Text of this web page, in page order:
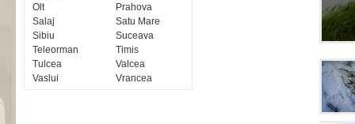
Olt
Prahova
Salaj
Satu Mare
Sibiu
Suceava
Teleorman
Timis
Tulcea
Valcea
Vaslui
Vrancea